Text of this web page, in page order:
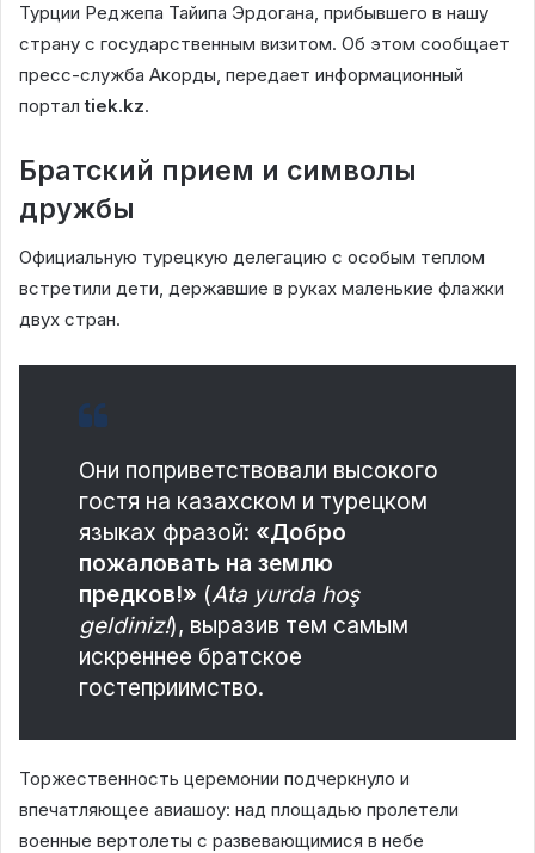
Турции Реджепа Тайипа Эрдогана, прибывшего в нашу
страну с государственным визитом. Об этом сообщает
пресс-служба Акорды, передает информационный
порталtiek.kz.
Братский прием и символы
дружбы
Официальную турецкую делегацию с особым теплом
встретили дети, державшие в руках маленькие флажки
двух стран.
Они поприветствовали высокого
гостя на казахском и турецком
языках фразой: «Добро
пожаловать на землю
предков!» (Ata yurda hoş
geldiniz!), выразив тем самым
искреннее братское
гостеприимство.
Торжественность церемонии подчеркнуло и
впечатляющее авиашоу: над площадью пролетели
военные вертолеты с развевающимися в небе